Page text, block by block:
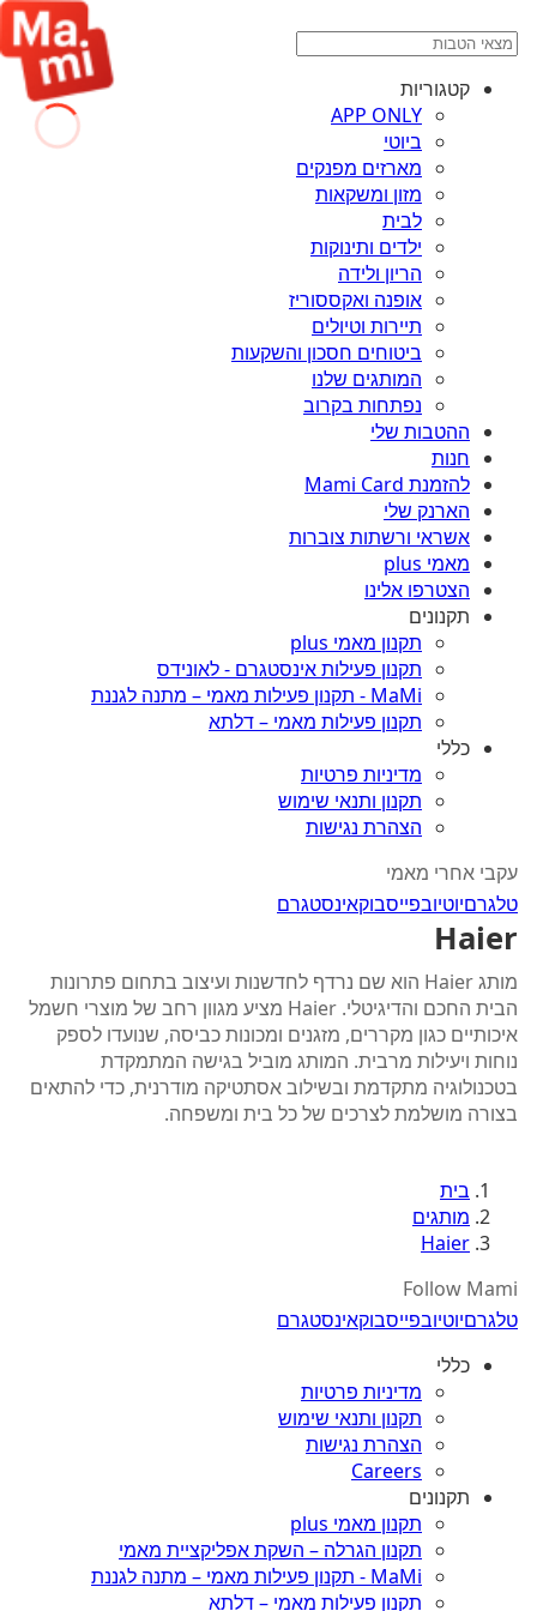
קטגוריות
APP ONLY
ביוטי
מארזים מפנקים
מזון ומשקאות
לבית
ילדים ותינוקות
הריון ולידה
אופנה ואקססוריז
תיירות וטיולים
ביטוחים חסכון והשקעות
המותגים שלנו
נפתחות בקרוב
ההטבות שלי
חנות
להזמנת Mami Card
הארנק שלי
אשראי ורשתות צוברות
מאמי plus
הצטרפו אלינו
תקנונים
תקנון מאמי plus
תקנון פעילות אינסטגרם - לאונידס
MaMi - תקנון פעילות מאמי – מתנה לגננת
תקנון פעילות מאמי – דלתא
כללי
מדיניות פרטיות
תקנון ותנאי שימוש
הצהרת נגישות
עקבי אחרי מאמי
טלגרםיוטיובפייסבוקאינסטגרם
Haier
מותג Haier הוא שם נרדף לחדשנות ועיצוב בתחום פתרונות
הבית החכם והדיגיטלי. Haier מציע מגוון רחב של מוצרי חשמל
איכותיים כגון מקררים, מזגנים ומכונות כביסה, שנועדו לספק
נוחות ויעילות מרבית. המותג מוביל בגישה המתמקדת
בטכנולוגיה מתקדמת ובשילוב אסתטיקה מודרנית, כדי להתאים
בצורה מושלמת לצרכים של כל בית ומשפחה.
בית
מותגים
Haier
Follow Mami
טלגרםיוטיובפייסבוקאינסטגרם
כללי
מדיניות פרטיות
תקנון ותנאי שימוש
הצהרת נגישות
Careers
תקנונים
תקנון מאמי plus
תקנון הגרלה – השקת אפליקציית מאמי
MaMi - תקנון פעילות מאמי – מתנה לגננת
תקנון פעילות מאמי – דלתא